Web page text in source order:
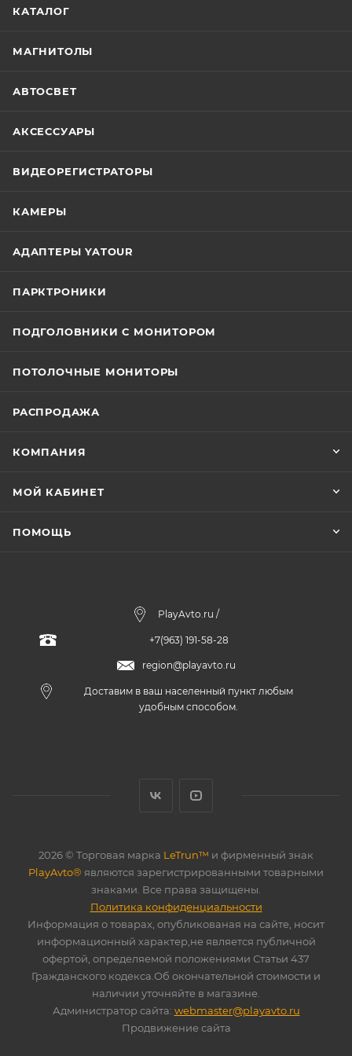
КАТАЛОГ
МАГНИТОЛЫ
АВТОСВЕТ
АКСЕССУАРЫ
ВИДЕОРЕГИСТРАТОРЫ
КАМЕРЫ
АДАПТЕРЫ YATOUR
ПАРКТРОНИКИ
ПОДГОЛОВНИКИ С МОНИТОРОМ
ПОТОЛОЧНЫЕ МОНИТОРЫ
РАСПРОДАЖА
КОМПАНИЯ
МОЙ КАБИНЕТ
ПОМОЩЬ
PlayAvto.ru /
+7(963) 191-58-28
region@playavto.ru
Доставим в ваш населенный пункт любым
удобным способом.
2026 © Торговая марка LeTrun™ и фирменный знак
PlayAvto® являются зарегистрированными товарными
знаками. Все права защищены.
Политика конфиденциальности
Информация о товарах, опубликованая на сайте, носит
информационный характер,не является публичной
офертой, определяемой положениями Статьи 437
Гражданского кодекса.Об окончательной стоимости и
наличии уточняйте в магазине.
Администратор сайта: webmaster@playavto.ru
Продвижение сайта